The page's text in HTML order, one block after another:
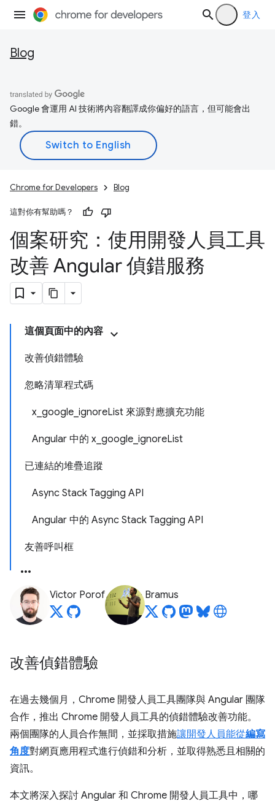
登入
Blog
Google 會運用 AI 技術將內容翻譯成你偏好的語言，但可能會出
錯。
Chrome for Developers Blog
這對你有幫助嗎？
個案研究：使用開發人員工具
改善 Angular 偵錯服務
這個頁面中的內容
改善偵錯體驗
忽略清單程式碼
x_google_ignoreList 來源對應擴充功能
Angular 中的 x_google_ignoreList
已連結的堆疊追蹤
Async Stack Tagging API
Angular 中的 Async Stack Tagging API
友善呼叫框
Victor Porof Bramus
改善偵錯體驗
在過去幾個月，Chrome 開發人員工具團隊與 Angular 團隊
合作，推出 Chrome 開發人員工具的偵錯體驗改善功能。
兩個團隊的人員合作無間，並採取措施讓開發人員能從編寫
角度對網頁應用程式進行偵錯和分析，並取得熟悉且相關的
資訊。
本文將深入探討 Angular 和 Chrome 開發人員工具中，哪